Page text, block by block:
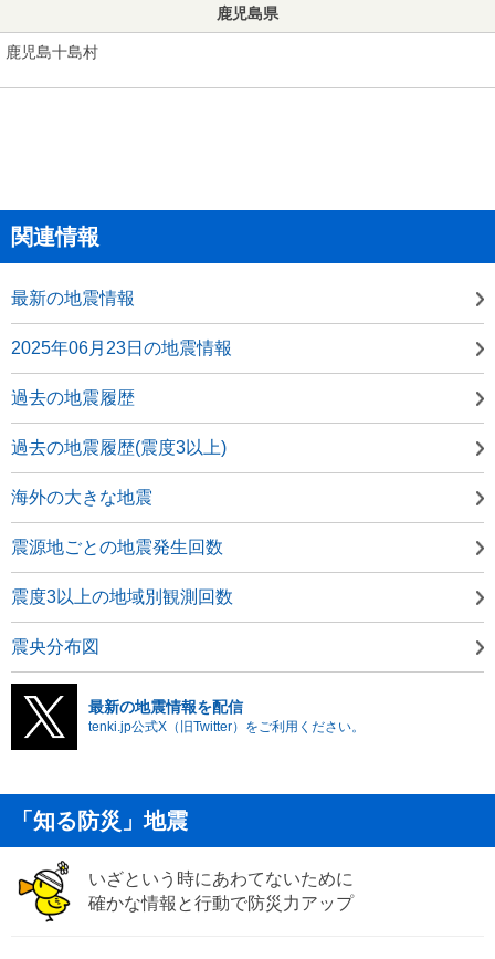
鹿児島県
鹿児島十島村
関連情報
最新の地震情報
2025年06月23日の地震情報
過去の地震履歴
過去の地震履歴(震度3以上)
海外の大きな地震
震源地ごとの地震発生回数
震度3以上の地域別観測回数
震央分布図
最新の地震情報を配信
tenki.jp公式X（旧Twitter）をご利用ください。
「知る防災」地震
いざという時にあわてないために
確かな情報と行動で防災力アップ